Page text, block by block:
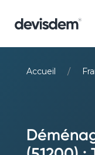
Accueil